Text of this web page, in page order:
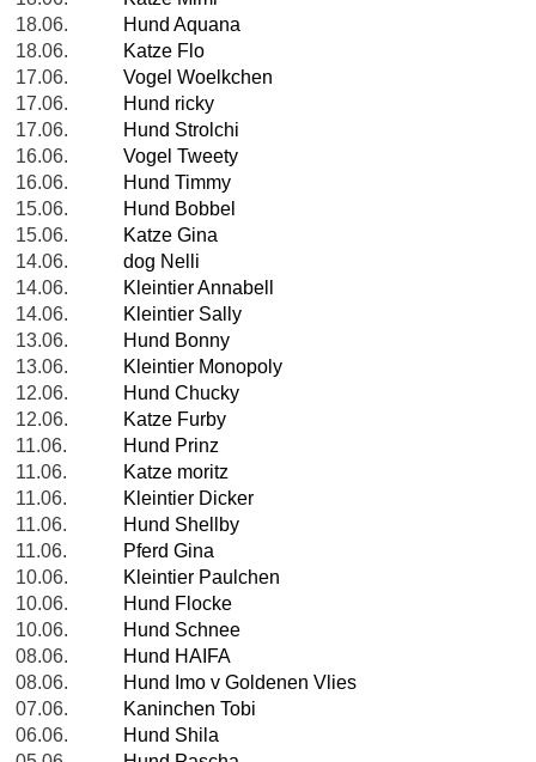
18.06.
Hund Aquana
18.06.
Katze Flo
17.06.
Vogel Woelkchen
17.06.
Hund ricky
17.06.
Hund Strolchi
16.06.
Vogel Tweety
16.06.
Hund Timmy
15.06.
Hund Bobbel
15.06.
Katze Gina
14.06.
dog Nelli
14.06.
Kleintier Annabell
14.06.
Kleintier Sally
13.06.
Hund Bonny
13.06.
Kleintier Monopoly
12.06.
Hund Chucky
12.06.
Katze Furby
11.06.
Hund Prinz
11.06.
Katze moritz
11.06.
Kleintier Dicker
11.06.
Hund Shellby
11.06.
Pferd Gina
10.06.
Kleintier Paulchen
10.06.
Hund Flocke
10.06.
Hund Schnee
08.06.
Hund HAIFA
08.06.
Hund Imo v Goldenen Vlies
07.06.
Kaninchen Tobi
06.06.
Hund Shila